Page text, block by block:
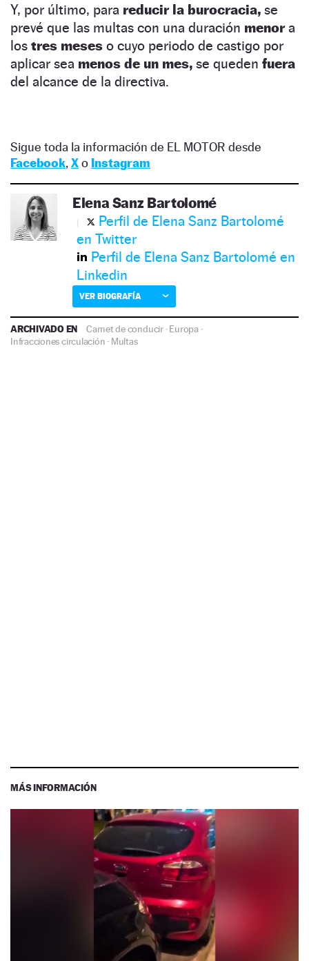
Y, por último, para reducir la burocracia, se
prevé que las multas con una duración menora
los tres meses o cuyo periodo de castigo por
aplicar sea menos de un mes, se queden fuera
del alcance de la directiva.
Sigue toda la información de EL MOTOR desde
Facebook, Xo Instagram
Elena Sanz Bartolomé
Perfil de Elena Sanz Bartolomé
en Twitter
Perfil de Elena Sanz Bartolomé en
Linkedin
VER BIOGRAFÍA
ARCHIVADO EN Carnet de conducir·Europa·
Infracciones circulación · Multas
MÁS INFORMACIÓN